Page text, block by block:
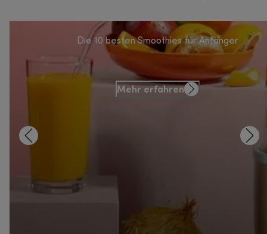
Die 10 besten Smoothies für Anfänger
Mehr erfahren